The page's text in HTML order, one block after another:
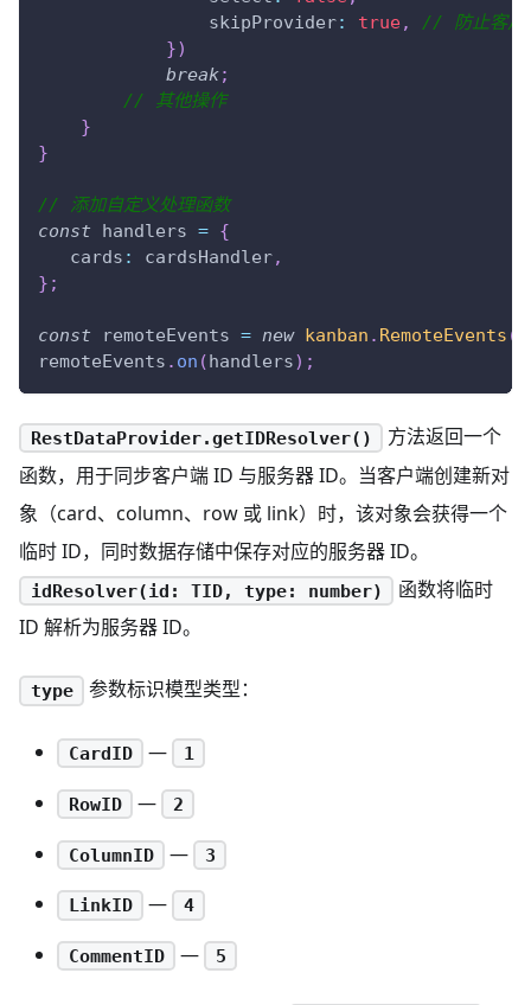
skipProvider: true,
// 防止客户
})
break;
// 其他操作
}
}
// 添加自定义处理函数
const handlers = {
cards : cardsHandler,
} ;
const remoteEvents = new kanban . RemoteEvents (
remoteEvents . on (handlers) ;
RestDataProvider.getIDResolver()
方法返回一个
函数，用于同步客户端 ID 与服务器 ID。当客户端创建新对
象（card、column、row 或 link）时，该对象会获得一个
临时 ID，同时数据存储中保存对应的服务器 ID。
idResolver(id: TID, type: number)
函数将临时
ID 解析为服务器 ID。
type 参数标识模型类型：
CardID — 1
RowID — 2
ColumnID — 3
LinkID — 4
CommentID — 5